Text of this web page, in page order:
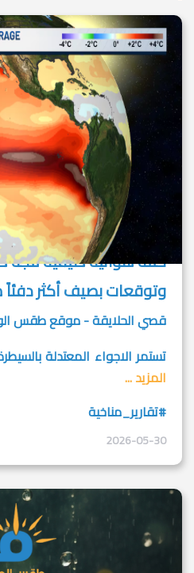
كتلة هوائية صيفية تتجه
وتوقعات بصيف أكثر دفئاً
قصي الحلايقة - موقع طقس
تستمر الاجواء المعتدلة
المزيد ...
#تقارير_مناخية
2026-05-30